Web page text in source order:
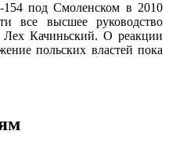
154 под Смоленском в 2010
все высшее руководство
Лех Качиньский. О реакции
польских властей пока